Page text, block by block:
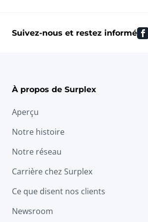
Suivez-nous et restez informé
À propos de Surplex
Aperçu
Notre histoire
Notre réseau
Carrière chez Surplex
Ce que disent nos clients
Newsroom